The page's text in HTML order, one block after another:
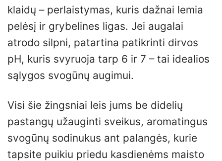
klaidų – perlaistymas, kuris dažnai lemia
pelėsį ir grybelines ligas. Jei augalai
atrodo silpni, patartina patikrinti dirvos
pH, kuris svyruoja tarp 6 ir 7 – tai idealios
sąlygos svogūnų augimui.
Visi šie žingsniai leis jums be didelių
pastangų užauginti sveikus, aromatingus
svogūnų sodinukus ant palangės, kurie
tapsite puikiu priedu kasdienėms maisto